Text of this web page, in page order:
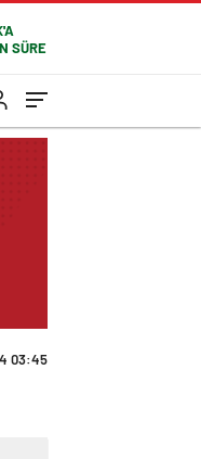
SÜRE
03:45